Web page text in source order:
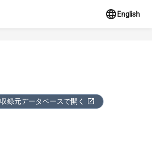
English
収録元データベースで開く